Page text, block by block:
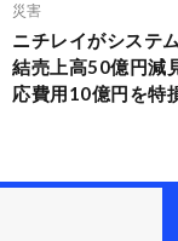
災害
ニチレイがシステ
結売上高50億円減
応費用10億円を特